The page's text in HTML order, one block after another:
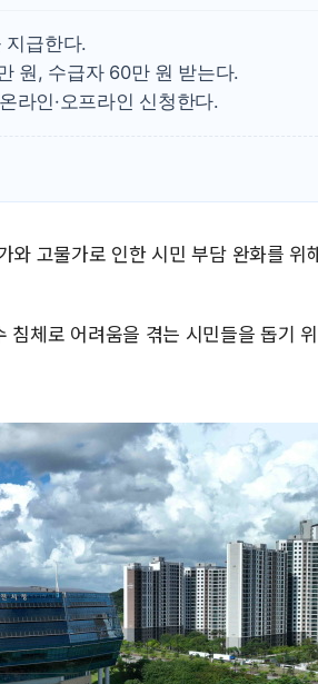
'화
지급한다.
원, 수급자 60만 원 받는다.
라인·오프라인 신청한다.
고물가로 인한 시민 부담 완화를 위
체로 어려움을 겪는 시민들을 돕기